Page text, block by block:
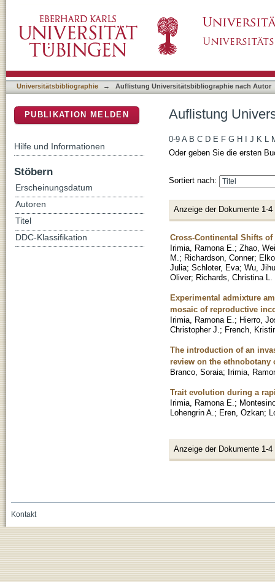
Universitätsbibliographie → Auflistung Universitätsbibliographie nach Autor
Auflistung
0-9 A B C D E F G H J K L
Oder geben Sie die ersten
Sortiert nach:
Anzeige der Dokumente 1-4
Cross-Continental Shifts
Irimia, Ramona E. ; Zhao,
M. ; Richardson, Conner;
Julia; Schloter, Eva; Wu,
Oliver; Richards, Christina L.
Experimental admixture
mosaic of reproductive
Irimia, Ramona E. ; Hierro,
Christopher J. ; French,
The introduction of an
review on the ethnobotany
Branco, Soraia; Irimia,
Trait evolution during a
Irimia, Ramona E. ;
Lohengrin A. ; Eren, Ozkan;
Anzeige der Dokumente 1-4
PUBLIKATION MELDEN
Hilfe und Informationen
Stöbern
Erscheinungsdatum
Autoren
Titel
DDC-Klassifikation
Kontakt